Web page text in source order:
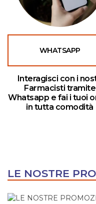
WHATSAPP
Interagisci con i
Farmacisti tramite
Whatsapp e fai i tuoi
in tutta comodità
LE NOSTRE